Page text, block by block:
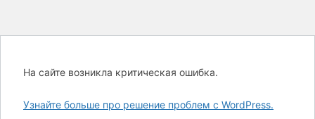
На сайте возникла критическая ошибка.
Узнайте больше про решение проблем с WordPress.